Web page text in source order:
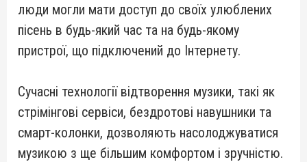
люди могли мати доступ до своїх улюблених
пісень в будь-який час та на будь-якому
пристрої, що підключений до Інтернету.
Сучасні технології відтворення музики, такі як
стрімінгові сервіси, бездротові навушники та
смарт-колонки, дозволяють насолоджуватися
музикою з ще більшим комфортом і зручністю.